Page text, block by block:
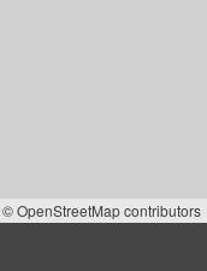
© OpenStreetMap contributors